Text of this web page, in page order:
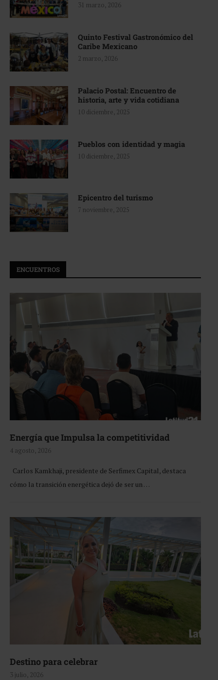
31 marzo, 2026
Quinto Festival Gastronómico del
Caribe Mexicano
2 marzo, 2026
Palacio Postal: Encuentro de
historia, arte y vida cotidiana
10 diciembre, 2025
Pueblos con identidad y magia
10 diciembre, 2025
Epicentro del turismo
7 noviembre, 2025
ENCUENTROS
Energía que Impulsa la competitividad
4 agosto, 2026
Carlos Kamkhaji, presidente de Serfimex Capital, destaca
cómo la transición energética dejó de ser un …
Destino para celebrar
3 julio, 2026